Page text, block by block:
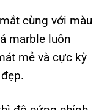
cùng với màu
marble luôn
mẻ và cực kỳ